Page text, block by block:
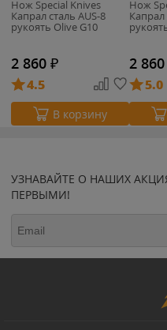
Нож Special Knives
Капрал сталь AUS-8
рукоять Olive G10
2 860 ₽
4.5
В корзину
Нож
Капрал
2 860
5.0
УЗНАВАЙТЕ О НАШИХ
ПЕРВЫМИ!